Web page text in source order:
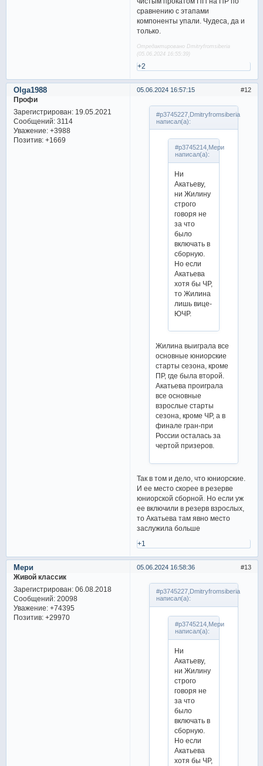
сравнению с этапами
компоненты упали. Чудеса, да и
только.
Отредактировано Dmitryfromsiberia
(05.06.2024 16:55:39)
+2
12
05.06.2024 16:57:15
Olga1988
Профи
Зарегистрирован: 19.05.2021
Сообщений:3114
Уважение: +3988
Позитив: +1669
#p3745227,Dmitryfromsiberia
написал(а):
#p3745214,Мери
написал(а):
Ни
Акатьеву,
ни Жилину
строго
говоря не
за что
было
включать в
сборную.
Но если
Акатьева
хотя бы ЧР,
то Жилина
лишь вице-
ЮЧР.
Жилина выиграла все
основные юниорские
старты сезона, кроме
ПР, где была второй.
Акатьева проиграла
все основные
взрослые старты
сезона, кроме ЧР, а в
финале гран-при
России осталась за
чертой призеров.
Так в том и дело, что юниорские.
И ее место скорее в резерве
юниорской сборной. Но если уж
ее включили в резерв взрослых,
то Акатьева там явно место
заслужила больше
+1
13
05.06.2024 16:58:36
Мери
Живой классик
Зарегистрирован: 06.08.2018
Сообщений:20098
Уважение: +74395
Позитив: +29970
#p3745227,Dmitryfromsiberia
написал(а):
#p3745214,Мери
написал(а):
Ни
Акатьеву,
ни Жилину
строго
говоря не
за что
было
включать в
сборную.
Но если
Акатьева
хотя бы ЧР,